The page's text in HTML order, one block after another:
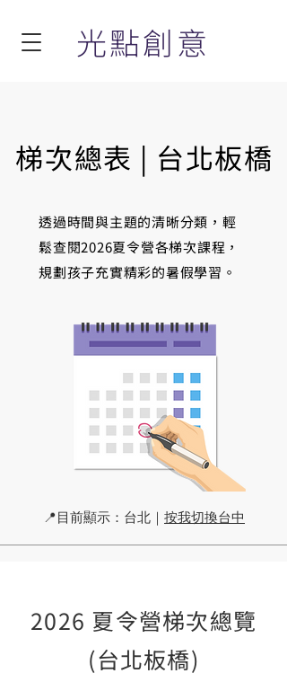
光點創意
梯次總表 | 台北板橋
透過時間與主題的清晰分類，輕
鬆查閱2026夏令營各梯次課程，
規劃孩子充實精彩的暑假學習。
📍目前顯示：台北｜ 按我切換台中
2026 夏令營梯次總覽
(台北板橋)